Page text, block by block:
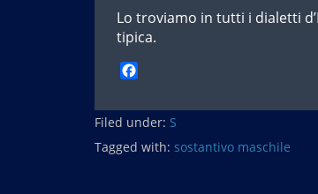
Lo troviamo in tutti i dialetti
tipica.
c
e
b
Filed under: S
Tagged with: sostantivo maschile